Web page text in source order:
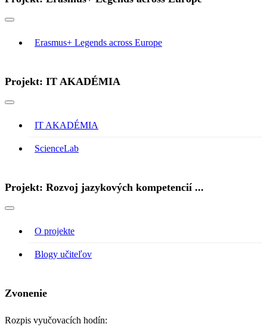
Erasmus+ Legends across Europe
Projekt: IT AKADÉMIA
IT AKADÉMIA
ScienceLab
Projekt: Rozvoj jazykových kompetencií ...
O projekte
Blogy učiteľov
Zvonenie
Rozpis vyučovacích hodín: